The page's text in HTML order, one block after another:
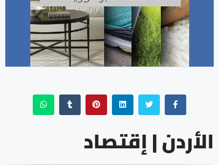
الأردن | إقتصاد